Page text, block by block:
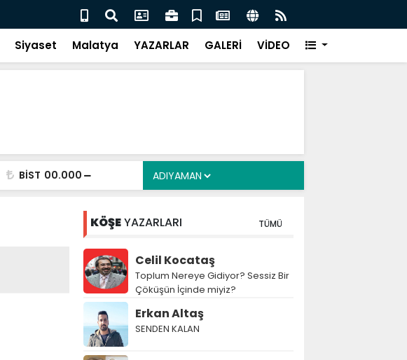
Vesayetten Siyasete: DEM Parti’nin Tarihi Sınavı
Siyaset Malatya YAZARLAR GALERİ VİDEO
BİST 00.000
KÖŞEYAZARLARI TÜMÜ
Celil Kocataş
Toplum Nereye Gidiyor? Sessiz Bir
Çöküşün İçinde miyiz?
Erkan Altaş
SENDEN KALAN